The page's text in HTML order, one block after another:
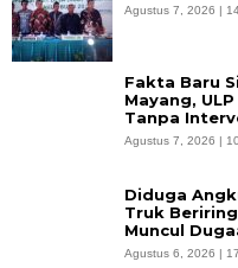
Agustus 7, 2026 |
Fakta Baru
Mayang,
Tanpa
Agustus 7, 2026 |
Diduga
Truk
Muncul
Agustus 6, 2026 |